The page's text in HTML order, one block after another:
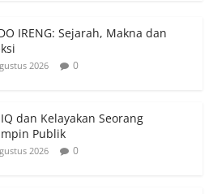
IRENG: Sejarah, Makna dan
2026 0
dan Kelayakan Seorang
Publik
2026 0